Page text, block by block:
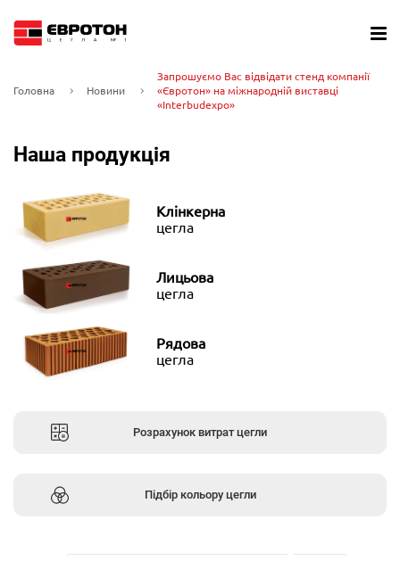
Головна Новини
Запрошуємо Вас відвідати стенд компанії
«Євротон» на міжнародній виставці
«Interbudexpo»
Наша продукція
Клінкерна
цегла
Лицьова
цегла
Рядова
цегла
Розрахунок витрат цегли
Підбір кольору цегли